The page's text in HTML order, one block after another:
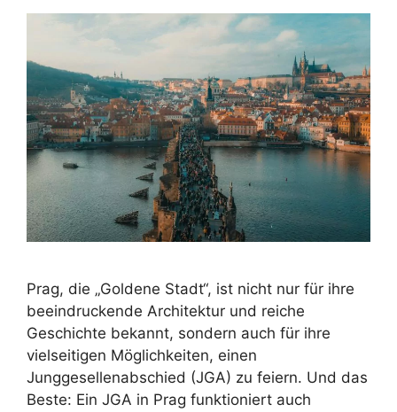
Prag, die „Goldene Stadt“, ist nicht nur für ihre
beeindruckende Architektur und reiche
Geschichte bekannt, sondern auch für ihre
vielseitigen Möglichkeiten, einen
Junggesellenabschied (JGA) zu feiern. Und das
Beste: Ein JGA in Prag funktioniert auch